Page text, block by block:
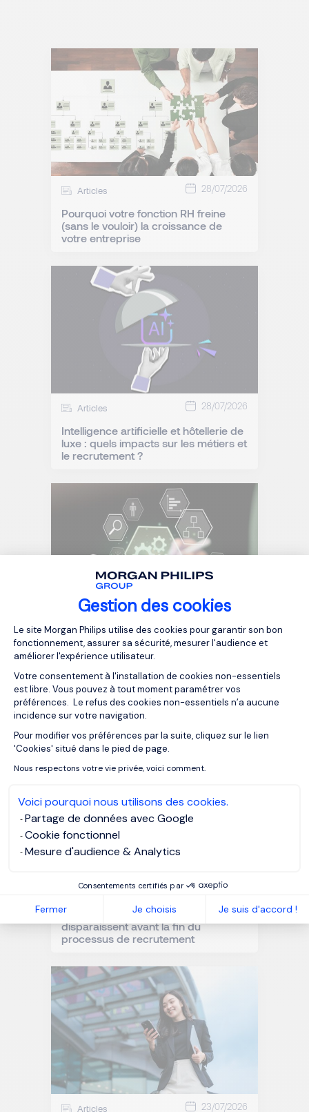
Gestion des cookies
Plateforme de Gestion du
Le site Morgan Philips utilise des cookies pour garantir son bon
fonctionnement, assurer sa sécurité, mesurer l'audience et
améliorer l'expérience utilisateur.
Votre consentement à l'installation de cookies non-essentiels
est libre. Vous pouvez à tout moment paramétrer vos
préférences. Le refus des cookies non-essentiels n’a aucune
incidence sur votre navigation.
Pour modifier vos préférences par la suite, cliquez sur le lien
'Cookies' situé dans le pied de page.
Nous respectons votre vie privée, voici comment.
Voici pourquoi nous utilisons des cookies.
Partage de données avec Google
Cookie fonctionnel
Mesure d'audience & Analytics
Consentements certifiés par
Fermer Je choisis Je suis d'accord !
Axeptio consent
Articles 28/07/2026
Pourquoi votre fonction RH freine
(sans le vouloir) la croissance de
votre entreprise
Articles 28/07/2026
Intelligence artificielle et hôtellerie de
luxe : quels impacts sur les métiers et
le recrutement ?
Articles
Fonction RH : pourquoi il est temps
de repenser votre modèle
organisationnel
Articles 24/07/2026
Pourquoi vos meilleurs candidats
disparaissent avant la fin du
processus de recrutement
Articles 23/07/2026